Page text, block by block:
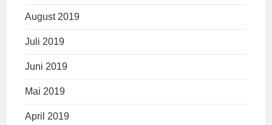
August 2019
Juli 2019
Juni 2019
Mai 2019
April 2019